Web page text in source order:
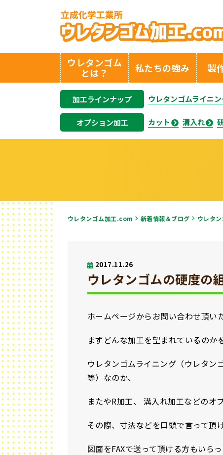
ウレタンゴム
とは？
私たちの強み 製
加工ラインナップ ウレタンゴムライニ
オプション加工 カット 溝入れ
ウレタンゴム加工.com 新着情報＆ブログ ウレタ
2017.11.26
ウレタンゴムの硬度の
ホームページからお問い合わせ頂い
まずどんな加工を望まれているのか
ウレタンゴムライニング（ウレタン
等）なのか、
またやR加工、 溝入れ加工などのオ
その際、寸法などを口頭で言って頂
図面をFAXで送って頂ける方もいらっ